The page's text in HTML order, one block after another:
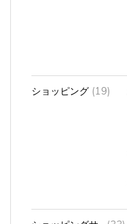
ショッピング (19)
ショッピングサ (33)